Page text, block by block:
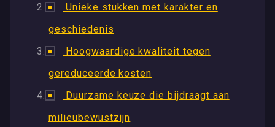
Unieke stukken met karakter en
geschiedenis
Hoogwaardige kwaliteit tegen
gereduceerde kosten
Duurzame keuze die bijdraagt aan
milieubewustzijn